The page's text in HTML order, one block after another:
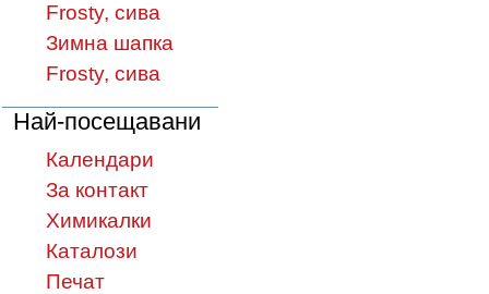
Frosty, сива
Зимна шапка
Frosty, сива
Най-посещавани
Календари
За контакт
Химикалки
Каталози
Печат